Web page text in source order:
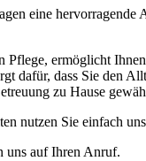
eine
Pflege, ermöglicht
dafür, dass Sie den
zu Hause
nutzen Sie einfach
uns auf Ihren Anruf.